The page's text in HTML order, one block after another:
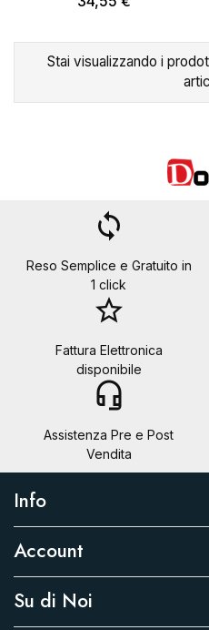
Stai visualizzando i
loop
Reso Semplice e Gratuito in
1 click
star_border
Fattura Elettronica
disponibile
headset_mic
Assistenza Pre e Post
Vendita
Info
Account
Su di Noi
Crea lista dei